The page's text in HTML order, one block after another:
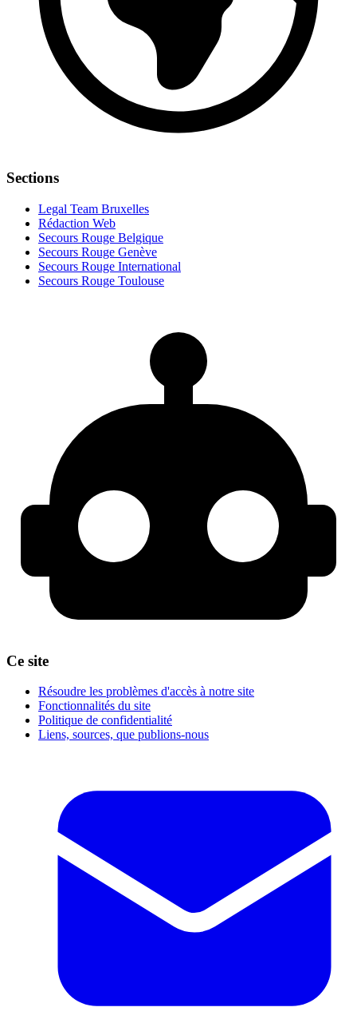
Sections
Legal Team Bruxelles
Rédaction Web
Secours Rouge Belgique
Secours Rouge Genève
Secours Rouge International
Secours Rouge Toulouse
Ce site
Résoudre les problèmes d'accès à notre site
Fonctionnalités du site
Politique de confidentialité
Liens, sources, que publions-nous